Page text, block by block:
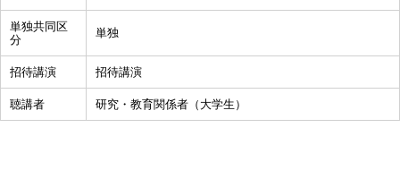
単独共同区
分
単独
招待講演 招待講演
聴講者 研究・教育関係者（大学生）